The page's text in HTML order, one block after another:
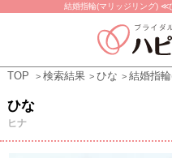
結婚指輪(マリッジリング)
TOP 検索結果 ひな 結婚指
ひな
ヒナ